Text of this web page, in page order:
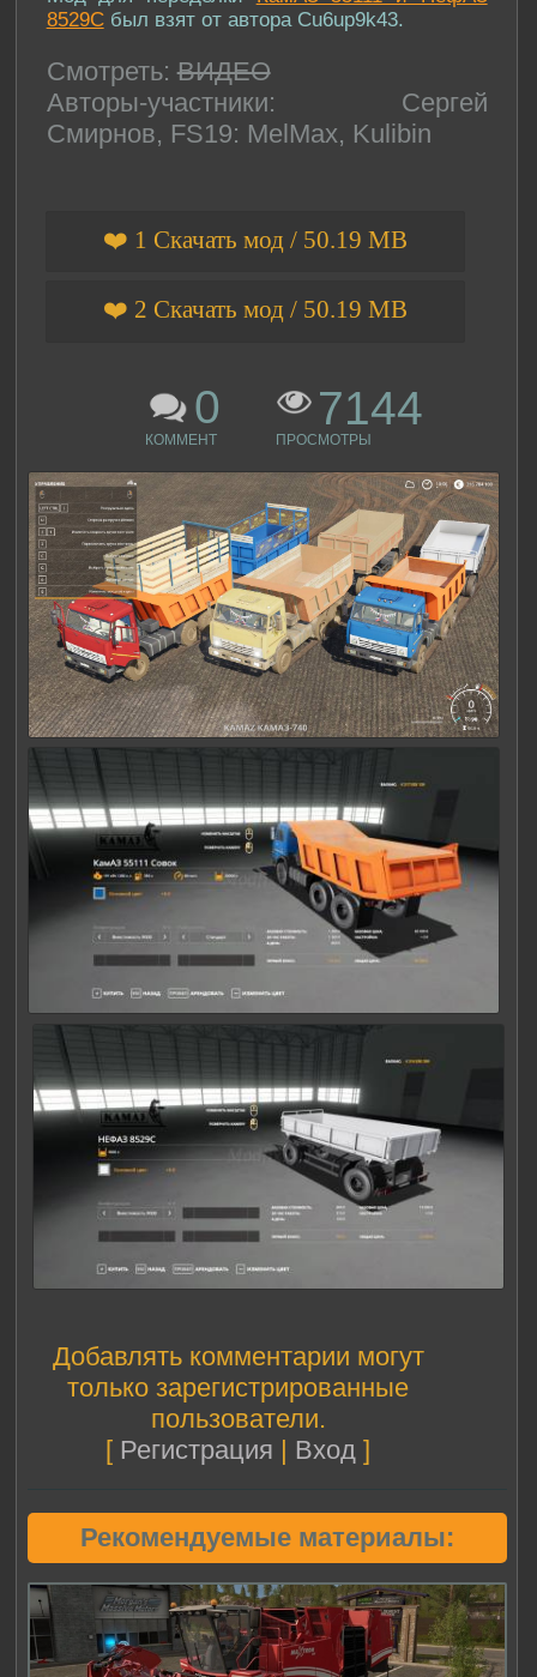
8529Сбыл взят от автора Cu6up9k43.
Смотреть: ВИДЕО
Авторы-участники: Сергей
Смирнов, FS19: MelMax, Kulibin
❤️ 1 Скачать мод / 50.19 MB
❤️ 2 Скачать мод / 50.19 MB
0
КОММЕНТ
7144
ПРОСМОТРЫ
Добавлять комментарии могут
только зарегистрированные
пользователи.
[ Регистрация | Вход ]
Рекомендуемые материалы: